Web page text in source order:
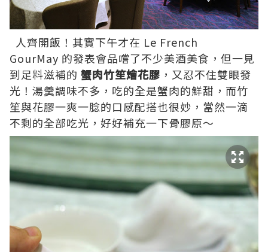
人齊開飯！其實下午才在 Le French
GourMay 的發表會品嚐了不少美酒美食，但一見
到足料滋補的 蟹肉竹笙燴花膠 ，又忍不住雙眼發
光！湯羹調味不多，吃的全是蟹肉的鮮甜，而竹
笙與花膠一爽一腍的口感配搭也很妙，當然一滴
不剩的全部吃光，好好補充一下骨膠原～